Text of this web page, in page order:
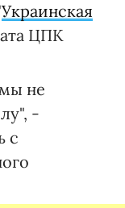
Украинская
ЦПК
не
-
с